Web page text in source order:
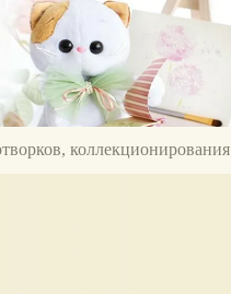
коллекционирования